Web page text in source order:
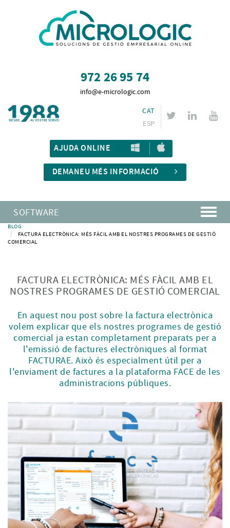
972 26 95 74
info@e-micrologic.com
CAT
ESP
AJUDA ONLINE
DEMANEU MÉS INFORMACIÓ
SOFTWARE
BLOG
FACTURA ELECTRÒNICA: MÉS FÀCIL AMB EL NOSTRES PROGRAMES DE GESTIÓ
COMERCIAL
FACTURA ELECTRÒNICA: MÉS FÀCIL AMB EL
NOSTRES PROGRAMES DE GESTIÓ COMERCIAL
En aquest nou post sobre la factura electrònica
volem explicar que els nostres programes de gestió
comercial ja estan completament preparats per a
l'emissió de factures electròniques al format
FACTURAE. Això és especialment útil per a
l'enviament de factures a la plataforma FACE de les
administracions públiques.